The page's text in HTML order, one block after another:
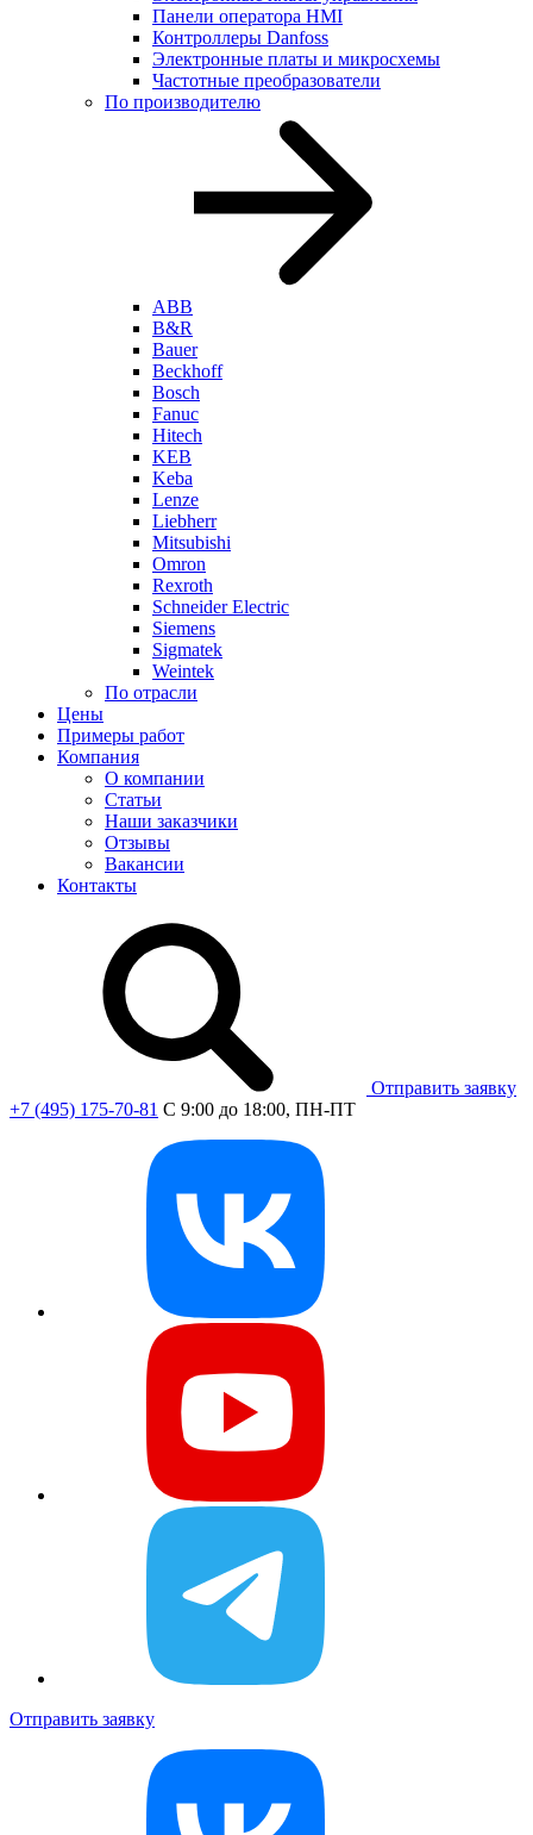
Панели оператора HMI
Контроллеры Danfoss
Электронные платы и микросхемы
Частотные преобразователи
По производителю
ABB
B&R
Bauer
Beckhoff
Bosch
Fanuc
Hitech
KEB
Keba
Lenze
Liebherr
Mitsubishi
Omron
Rexroth
Schneider Electric
Siemens
Sigmatek
Weintek
По отрасли
Цены
Примеры работ
Компания
О компании
Статьи
Наши заказчики
Отзывы
Вакансии
Контакты
Отправить заявку
+7 (495) 175-70-81 C 9:00 до 18:00, ПН-ПТ
Отправить заявку